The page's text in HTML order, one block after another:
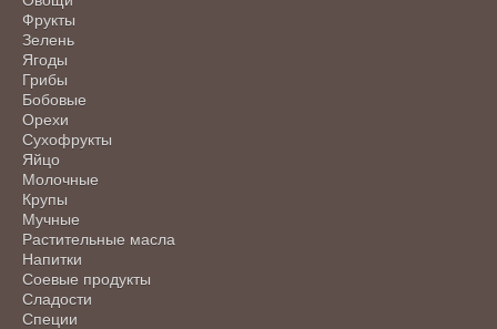
Фрукты
Зелень
Ягоды
Грибы
Бобовые
Орехи
Сухофрукты
Яйцо
Молочные
Крупы
Мучные
Растительные масла
Напитки
Соевые продукты
Сладости
Специи